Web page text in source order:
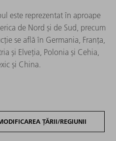
este reprezentat în aproape
de Nord și de Sud, precum
se află în Germania, Franța,
și Elveția, Polonia și Cehia,
și China.
ȚĂRII/REGIUNII